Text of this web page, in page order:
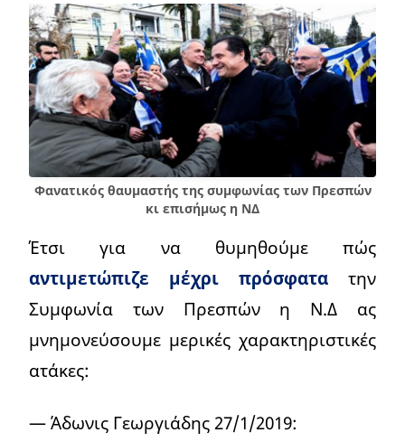
Φανατικός θαυμαστής της συμφωνίας των Πρεσπών
κι επισήμως η ΝΔ
Έτσι για να θυμηθούμε πώς
αντιμετώπιζε μέχρι πρόσφατα την
Συμφωνία των Πρεσπών η Ν.Δ ας
μνημονεύσουμε μερικές χαρακτηριστικές
ατάκες:
— Άδωνις Γεωργιάδης 27/1/2019: